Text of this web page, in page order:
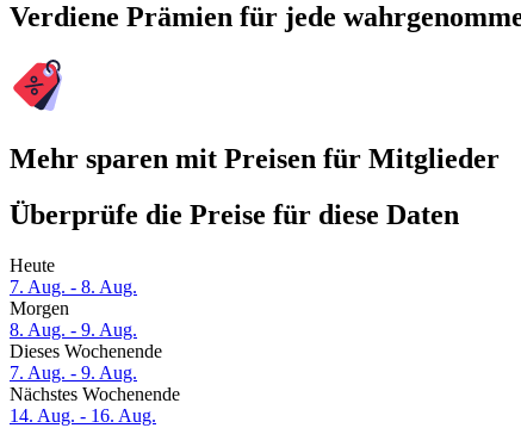
Verdiene Prämien für jede
Mehr sparen mit Preisen für Mitglieder
Überprüfe die Preise für diese Daten
Heute
7. Aug. - 8. Aug.
Morgen
8. Aug. - 9. Aug.
Dieses Wochenende
7. Aug. - 9. Aug.
Nächstes Wochenende
14. Aug. - 16. Aug.